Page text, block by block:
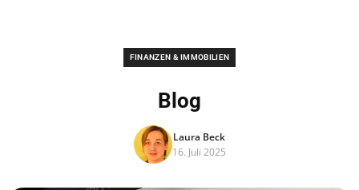
FINANZEN & IMMOBILIEN
Blog
Laura Beck
16. Juli 2025